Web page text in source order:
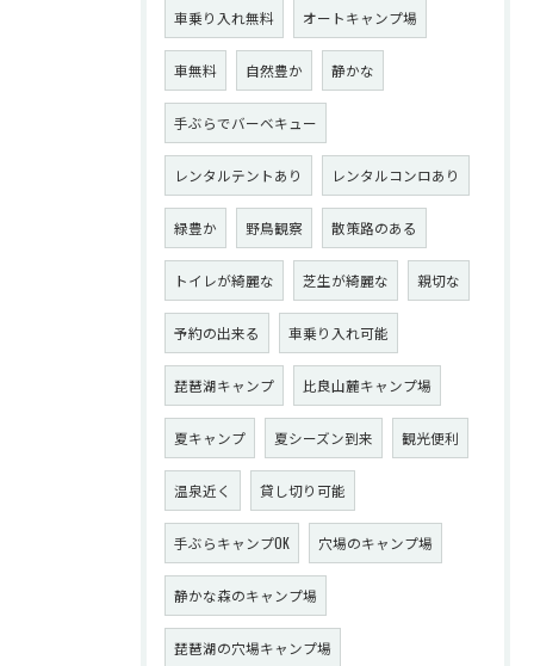
車乗り入れ無料 オートキャンプ場
車無料 自然豊か 静かな
手ぶらでバーベキュー
レンタルテントあり レンタルコンロあり
緑豊か 野鳥観察 散策路のある
トイレが綺麗な 芝生が綺麗な 親切な
予約の出来る 車乗り入れ可能
琵琶湖キャンプ 比良山麓キャンプ場
夏キャンプ 夏シーズン到来 観光便利
温泉近く 貸し切り可能
手ぶらキャンプOK 穴場のキャンプ場
静かな森のキャンプ場
琵琶湖の穴場キャンプ場